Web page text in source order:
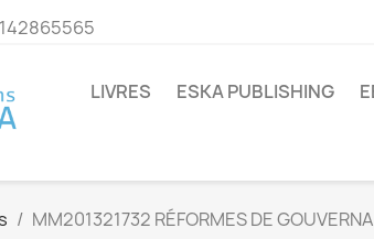
LIVRES ESKA PUBLISHING
MM201321732 RÉFORMES DE